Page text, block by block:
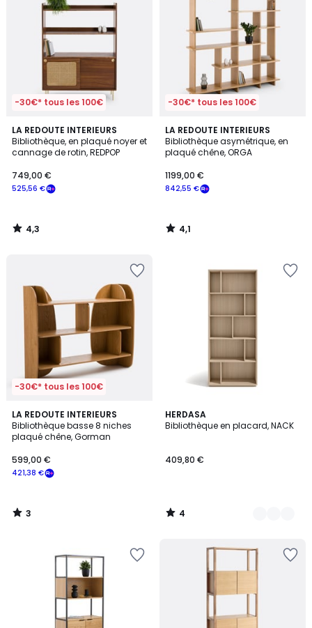
-30€* tous les 100€
LA REDOUTE INTERIEURS
Bibliothèque, en plaqué noyer et
cannage de rotin, REDPOP
525,56 €
749,00 €
4,3
/ 5
4,3
/
-30€* tous les 100€
LA REDOUTE INTERIEURS
Bibliothèque asymétrique, en
plaqué chêne, ORGA
842,55 €
1199,00 €
4,1
/ 5
4,1
/
-30€* tous les 100€
LA REDOUTE INTERIEURS
Bibliothèque basse 8 niches
plaqué chêne, Gorman
421,38 €
599,00 €
3
/
5
3
/
HERDASA
Bibliothèque en placard, NACK
409,80 €
4
/
12
Couleurs
4
/